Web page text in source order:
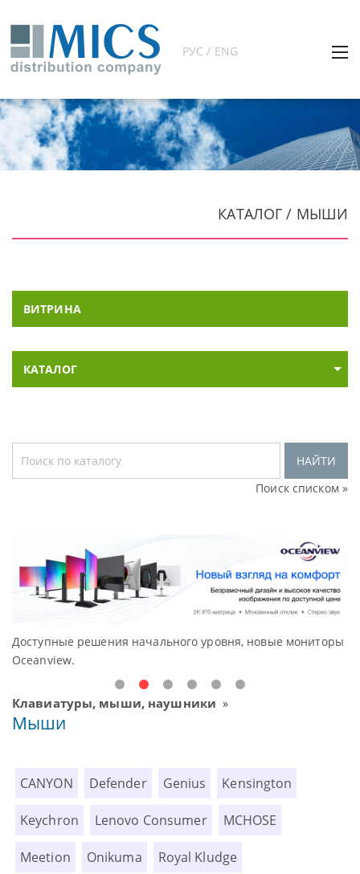
РУС / ENG
КАТАЛОГ / МЫШИ
ВИТРИНА
КАТАЛОГ
НАЙТИ
Поиск списком »
Доступные решения начального уровня, новые мониторы
Oceanview.
Клавиатуры, мыши, наушники »
Мыши
CANYON Defender Genius Kensington
Keychron Lenovo Consumer MCHOSE
Meetion Onikuma Royal Kludge